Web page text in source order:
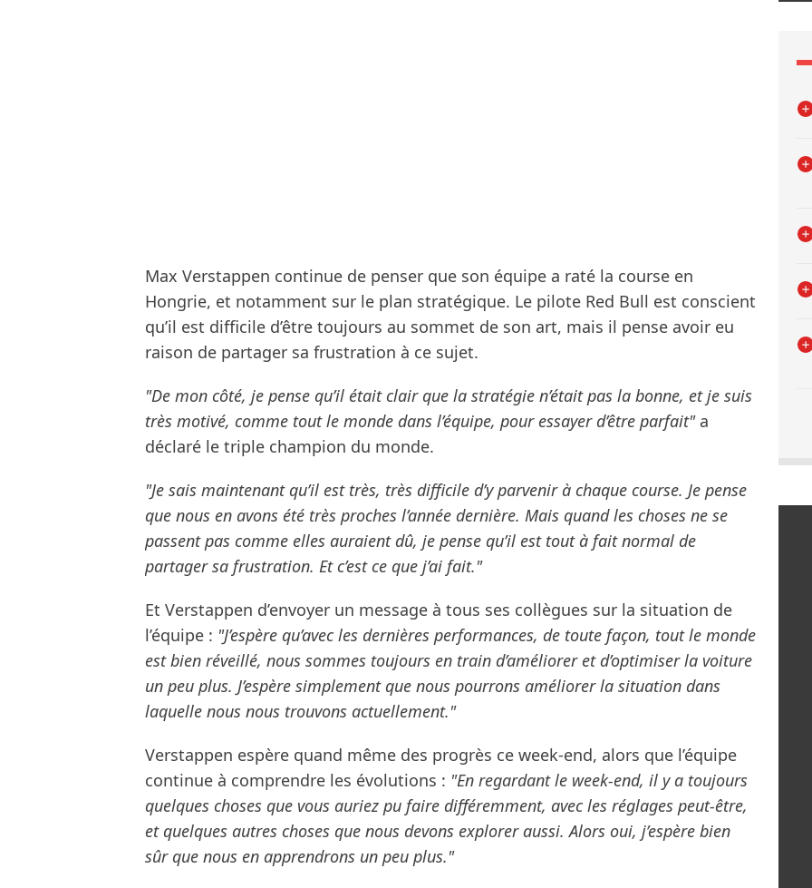
Max Verstappen continue de penser que son équipe a raté la course en
Hongrie, et notamment sur le plan stratégique. Le pilote Red Bull est conscient
qu’il est difficile d’être toujours au sommet de son art, mais il pense avoir eu
raison de partager sa frustration à ce sujet.
"De mon côté, je pense qu’il était clair que la stratégie n’était pas la bonne, et je suis
très motivé, comme tout le monde dans l’équipe, pour essayer d’être parfait"a
déclaré le triple champion du monde.
"Je sais maintenant qu’il est très, très difficile d’y parvenir à chaque course. Je pense
que nous en avons été très proches l’année dernière. Mais quand les choses ne se
passent pas comme elles auraient dû, je pense qu’il est tout à fait normal de
partager sa frustration. Et c’est ce que j’ai fait."
Et Verstappen d’envoyer un message à tous ses collègues sur la situation de
l’équipe : "J’espère qu’avec les dernières performances, de toute façon, tout le monde
est bien réveillé, nous sommes toujours en train d’améliorer et d’optimiser la voiture
un peu plus. J’espère simplement que nous pourrons améliorer la situation dans
laquelle nous nous trouvons actuellement."
Verstappen espère quand même des progrès ce week-end, alors que l’équipe
continue à comprendre les évolutions : "En regardant le week-end, il y a toujours
quelques choses que vous auriez pu faire différemment, avec les réglages peut-être,
et quelques autres choses que nous devons explorer aussi. Alors oui, j’espère bien
sûr que nous en apprendrons un peu plus."